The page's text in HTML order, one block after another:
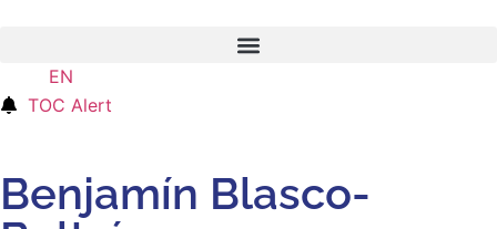
EN
TOC Alert
Benjamín Blasco-